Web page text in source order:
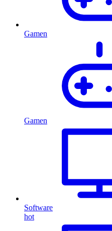
Gamen
Gamen
Software
hot